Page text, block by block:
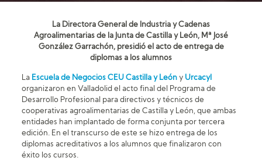
La Directora General de Industria y Cadenas
Agroalimentarias de la Junta de Castilla y León, Mª José
González Garrachón, presidió el acto de entrega de
diplomas a los alumnos
La Escuela de Negocios CEU Castilla y Leóny Urcacyl
organizaron en Valladolid el acto final del Programa de
Desarrollo Profesional para directivos y técnicos de
cooperativas agroalimentarias de Castilla y León, que ambas
entidades han implantado de forma conjunta por tercera
edición. En el transcurso de este se hizo entrega de los
diplomas acreditativos a los alumnos que finalizaron con
éxito los cursos.